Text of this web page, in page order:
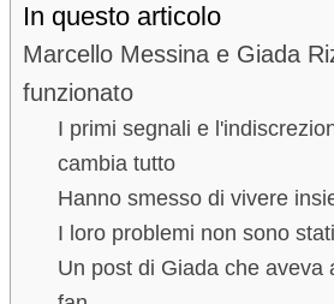
In questo articolo
Marcello Messina e Giada
funzionato
I primi segnali e
cambia tutto
Hanno smesso di vivere
I loro problemi non sono
Un post di Giada che aveva